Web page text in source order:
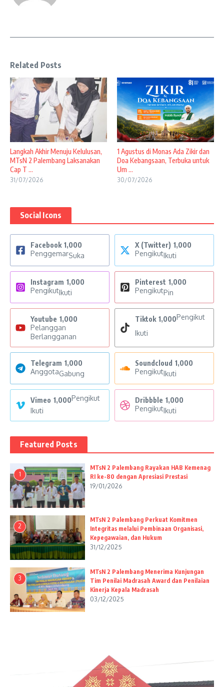
Related Posts
Langkah Akhir Menuju Kelulusan,
MTsN 2 Palembang Laksanakan
Cap T ...
31/07/2026
1 Agustus di Monas Ada Zikir dan
Doa Kebangsaan, Terbuka untuk
Um ...
30/07/2026
Social Icons
Facebook 1,000
PenggemarSuka
X (Twitter) 1,000
PengikutIkuti
Instagram 1,000
PengikutIkuti
Pinterest 1,000
PengikutPin
Youtube 1,000
Pelanggan
Berlangganan
Tiktok 1,000Pengikut
Ikuti
Telegram 1,000
AnggotaGabung
Soundcloud 1,000
PengikutIkuti
Vimeo 1,000Pengikut
Ikuti
Dribbble 1,000
PengikutIkuti
Featured Posts
1
MTsN 2 Palembang Rayakan HAB Kemenag
RI ke-80 dengan Apresiasi Prestasi
19/01/2026
2
MTsN 2 Palembang Perkuat Komitmen
Integritas melalui Pembinaan Organisasi,
Kepegawaian, dan Hukum
31/12/2025
3
MTsN 2 Palembang Menerima Kunjungan
Tim Penilai Madrasah Award dan Penilaian
Kinerja Kepala Madrasah
03/12/2025